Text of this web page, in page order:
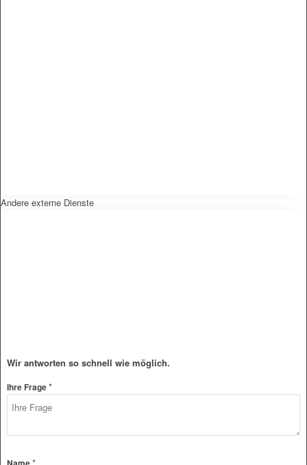
Andere externe Dienste
Wir antworten so schnell wie möglich.
Ihre Frage*